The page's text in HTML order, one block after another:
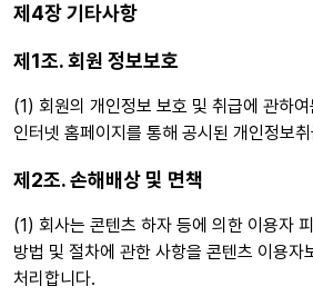
제4장 기타사항
제1조. 회원 정보보호
(1) 회원의 개인정보 보호 및 취급에 관하
인터넷 홈페이지를 통해 공시된 개인정보
제2조. 손해배상 및 면책
(1) 회사는 콘텐츠 하자 등에 의한 이용자
방법 및 절차에 관한 사항을 콘텐츠 이용자
처리합니다.